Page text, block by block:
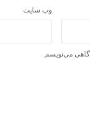
وب‌ سایت
می‌نویسم.